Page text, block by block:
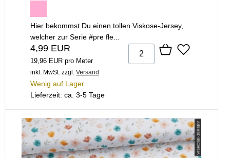
Hier bekommst Du einen tollen Viskose-Jersey,
welcher zur Serie #pre fle...
4,99 EUR
19,96 EUR pro Meter
inkl. MwSt. zzgl. Versand
Wenig auf Lager
Lieferzeit: ca. 3-5 Tage